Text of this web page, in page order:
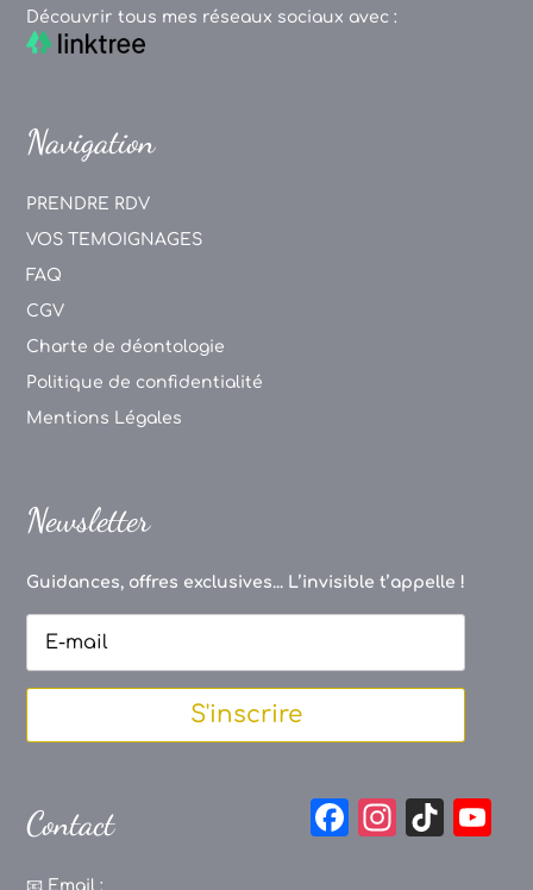
Découvrir tous mes réseaux sociaux avec :
Navigation
PRENDRE RDV
VOS TEMOIGNAGES
FAQ
CGV
Charte de déontologie
Politique de confidentialité
Mentions Légales
Newsletter
Guidances, offres exclusives... L’invisible t’appelle !
S'inscrire
Contact
📧 Email :
F
In Ti